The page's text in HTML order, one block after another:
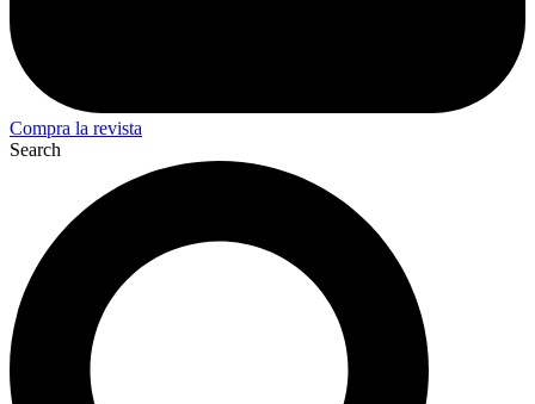
Compra la revista
Search